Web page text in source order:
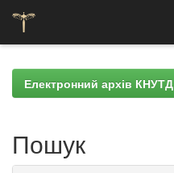
navigationЕлектронний архів КНУТД
Пошук